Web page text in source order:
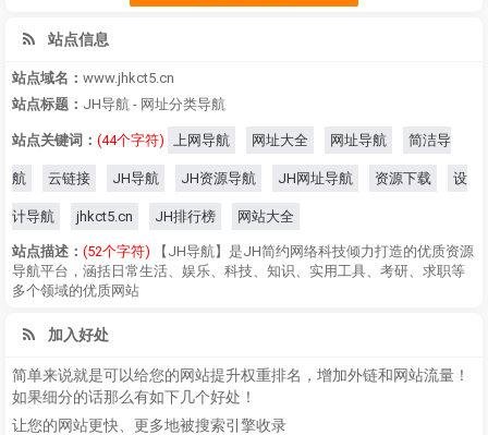
站点信息
站点域名： www.jhkct5.cn
站点标题： JH导航 - 网址分类导航
站点关键词： (44个字符) 上网导航 网址大全 网址导航 简洁导
航 云链接 JH导航 JH资源导航 JH网址导航 资源下载 设
计导航 jhkct5.cn JH排行榜 网站大全
站点描述： (52个字符) 【JH导航】是JH简约网络科技倾力打造的优质资源
导航平台，涵括日常生活、娱乐、科技、知识、实用工具、考研、求职等
多个领域的优质网站
加入好处
简单来说就是可以给您的网站提升权重排名，增加外链和网站流量！
如果细分的话那么有如下几个好处！
让您的网站更快、更多地被搜索引擎收录